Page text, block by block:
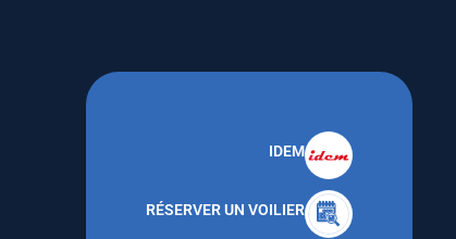
IDEM
RÉSERVER UN VOILIER